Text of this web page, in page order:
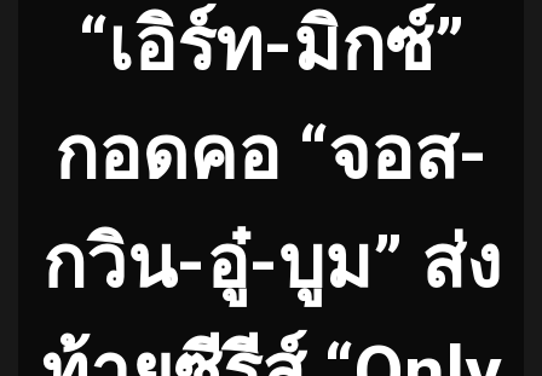
“เอิร์ท-มิกซ์”
กอดคอ “จอส-
กวิน-อู๋-บูม” ส่ง